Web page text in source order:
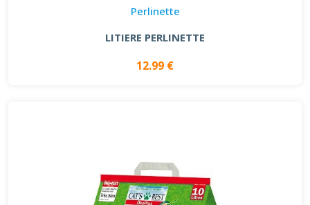
Perlinette
LITIERE PERLINETTE
12.99 €